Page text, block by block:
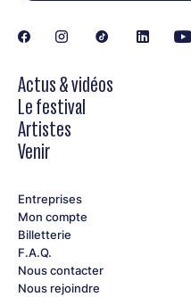
Actus & vidéos
Le festival
Artistes
Venir
Entreprises
Mon compte
Billetterie
F.A.Q.
Nous contacter
Nous rejoindre